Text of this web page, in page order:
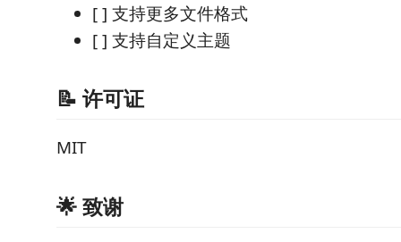
[ ] 支持更多文件格式
[ ] 支持自定义主题
📝 许可证
MIT
🌟 致谢